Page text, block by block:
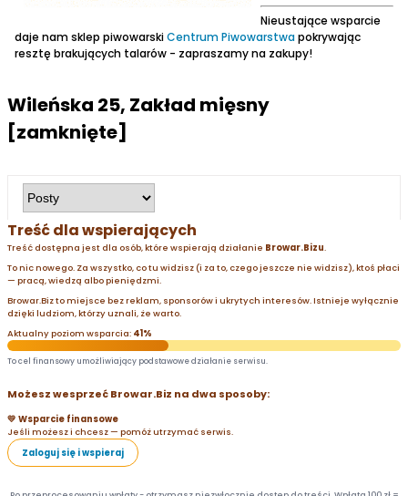
Nieustające wsparcie
daje nam sklep piwowarskiCentrum Piwowarstwapokrywając
resztę brakujących talarów - zapraszamy na zakupy!
Wileńska 25, Zakład mięsny
[zamknięte]
Treść dla wspierających
Treść dostępna jest dla osób, które wspierają działanie Browar.Bizu.
To nic nowego. Za wszystko, co tu widzisz (i za to, czego jeszcze nie widzisz), ktoś płaci
— pracą, wiedzą albo pieniędzmi.
Browar.Biz to miejsce bez reklam, sponsorów i ukrytych interesów. Istnieje wyłącznie
dzięki ludziom, którzy uznali, że warto.
Aktualny poziom wsparcia: 41%
To cel finansowy umożliwiający podstawowe działanie serwisu.
Możesz wesprzeć Browar.Biz na dwa sposoby:
💛 Wsparcie finansowe
Jeśli możesz i chcesz — pomóż utrzymać serwis.
Zaloguj się i wspieraj